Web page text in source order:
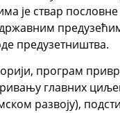
је ствар
предузетништва.
програм
главних
развоју),